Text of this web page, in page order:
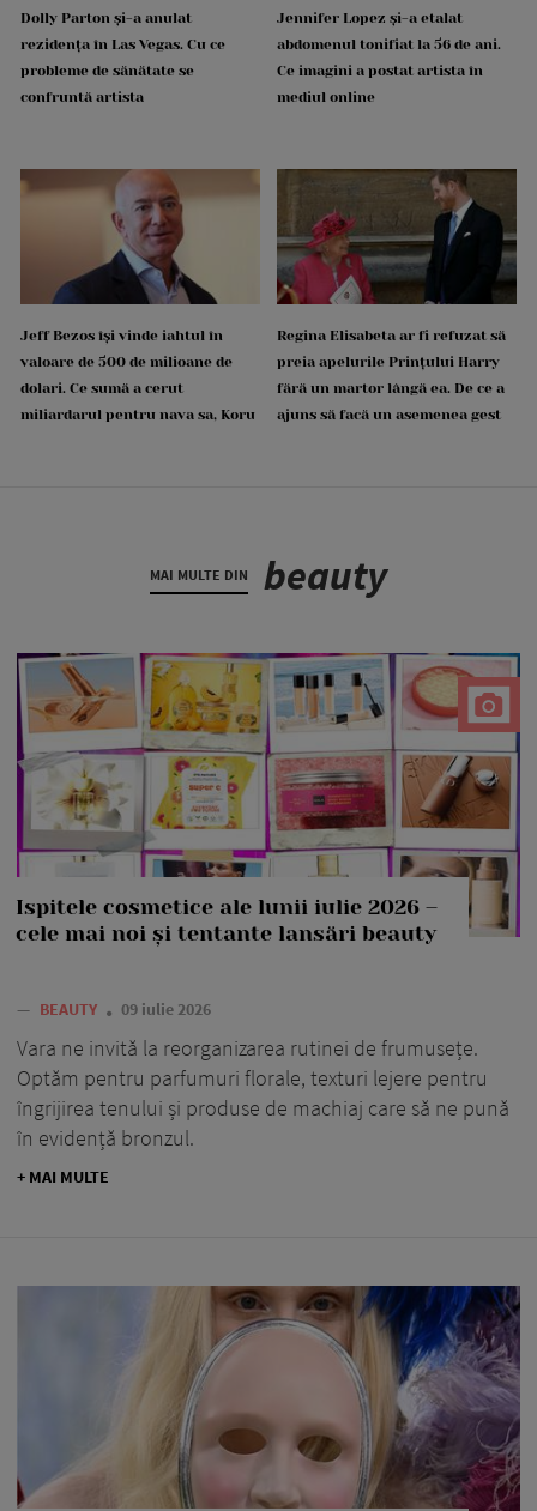
Dolly Parton și-a anulat
rezidența în Las Vegas. Cu ce
probleme de sănătate se
confruntă artista
Jennifer Lopez și-a etalat
abdomenul tonifiat la 56 de ani.
Ce imagini a postat artista în
mediul online
Jeff Bezos își vinde iahtul în
valoare de 500 de milioane de
dolari. Ce sumă a cerut
miliardarul pentru nava sa, Koru
Regina Elisabeta ar fi refuzat să
preia apelurile Prințului Harry
fără un martor lângă ea. De ce a
ajuns să facă un asemenea gest
MAI MULTE DIN beauty
Ispitele cosmetice ale lunii iulie 2026 –
cele mai noi și tentante lansări beauty
— BEAUTY 09 iulie 2026
Vara ne invită la reorganizarea rutinei de frumusețe.
Optăm pentru parfumuri florale, texturi lejere pentru
îngrijirea tenului și produse de machiaj care să ne pună
în evidență bronzul.
+ MAI MULTE